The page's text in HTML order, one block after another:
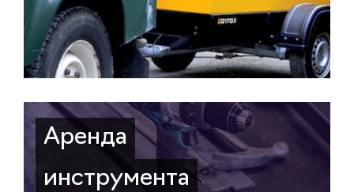
Аренда
инструмента